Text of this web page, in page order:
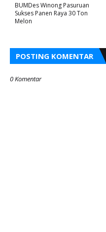
BUMDes Winong Pasuruan
Sukses Panen Raya 30 Ton
Melon
POSTING KOMENTAR
0 Komentar